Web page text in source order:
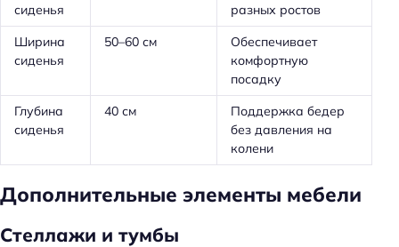
сиденья
разных ростов
Ширина
сиденья
50–60 см
Обеспечивает
комфортную
посадку
Глубина
сиденья
40 см
Поддержка бедер
без давления на
колени
Дополнительные элементы мебели
Стеллажи и тумбы